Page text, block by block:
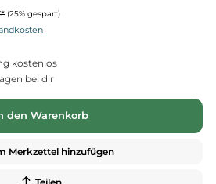
(25% gespart)
kostenlos
bei dir
den Warenkorb
Merkzettel hinzufügen